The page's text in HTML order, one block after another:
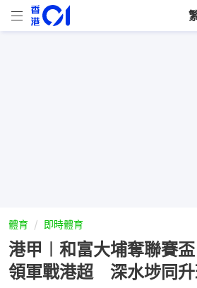
體育 即時體育
港甲︱和富大埔奪聯賽
領軍戰港超 深水埗同